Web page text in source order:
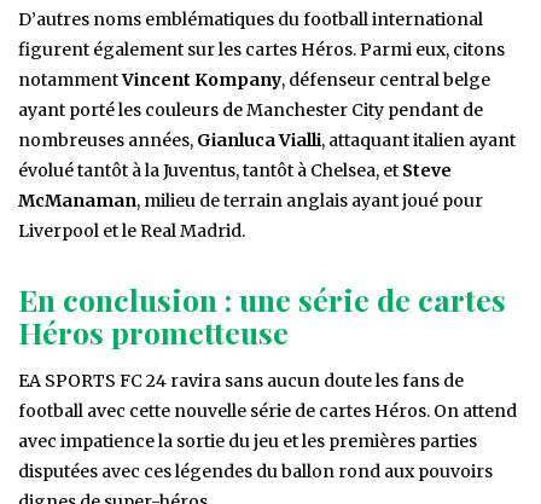
D’autres noms emblématiques du football international
figurent également sur les cartes Héros. Parmi eux, citons
notammentVincent Kompany, défenseur central belge
ayant porté les couleurs de Manchester City pendant de
nombreuses années, Gianluca Vialli, attaquant italien ayant
évolué tantôt à la Juventus, tantôt à Chelsea, et Steve
McManaman, milieu de terrain anglais ayant joué pour
Liverpool et le Real Madrid.
En conclusion : une série de cartes
Héros prometteuse
EA SPORTS FC 24 ravira sans aucun doute les fans de
football avec cette nouvelle série de cartes Héros. On attend
avec impatience la sortie du jeu et les premières parties
disputées avec ces légendes du ballon rond aux pouvoirs